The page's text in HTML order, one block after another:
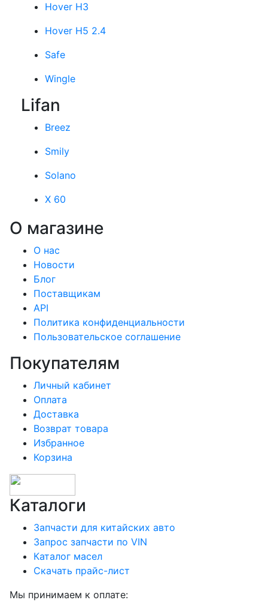
Hover H3
Hover H5 2.4
Safe
Wingle
Lifan
Breez
Smily
Solano
X 60
О магазине
О нас
Новости
Блог
Поставщикам
API
Политика конфиденциальности
Пользовательское соглашение
Покупателям
Личный кабинет
Оплата
Доставка
Возврат товара
Избранное
Корзина
Каталоги
Запчасти для китайских авто
Запрос запчасти по VIN
Каталог масел
Скачать прайс-лист
Мы принимаем к оплате: